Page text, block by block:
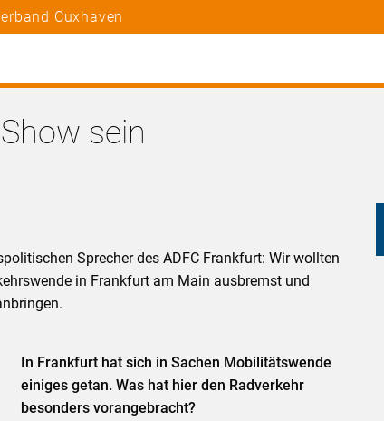
Cuxhaven
sein
Sprecher des ADFC Frankfurt: Wir wollten
in Frankfurt am Main ausbremst und
In Frankfurt hat sich in Sachen Mobilitätswende
einiges getan. Was hat hier den Radverkehr
besonders vorangebracht?